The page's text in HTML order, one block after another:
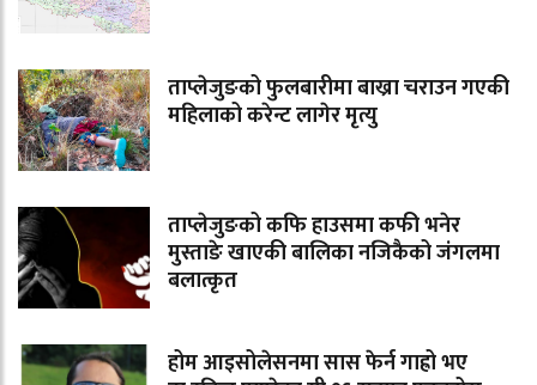
ताप्लेजुङको फुलबारीमा बाख्रा चराउन गएकी
महिलाको करेन्ट लागेर मृत्यु
ताप्लेजुङको कफि हाउसमा कफी भनेर
मुस्ताङे खाएकी बालिका नजिकैको जंगलमा
बलात्कृत
होम आइसोलेसनमा सास फेर्न गाह्रो भए